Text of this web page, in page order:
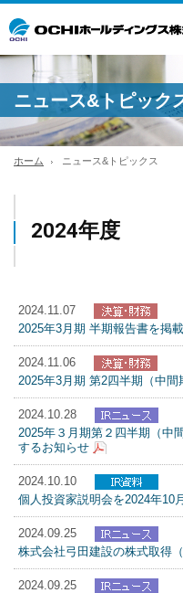
ニュース&トピック
ホーム ニュース&トピックス
2024年度
2024.11.07
2025年3月期 半期報告書を掲
2024.11.06
2025年3月期 第2四半期（中
2024.10.28
2025年３月期第２四半期（中
するお知らせ
2024.10.10
個人投資家説明会を2024年10
2024.09.25
株式会社弓田建設の株式取得
2024.09.25